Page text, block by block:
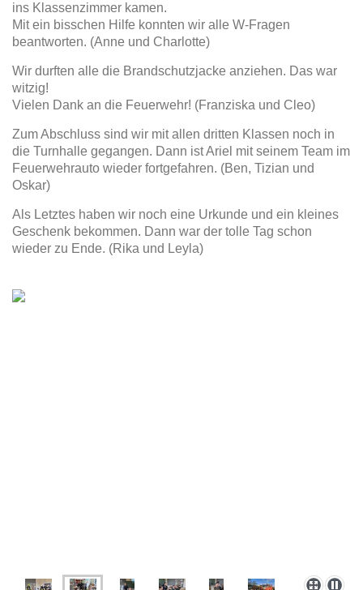
ins Klassenzimmer kamen.
Mit ein bisschen Hilfe konnten wir alle W-Fragen
beantworten. (Anne und Charlotte)
Wir durften alle die Brandschutzjacke anziehen. Das war
witzig!
Vielen Dank an die Feuerwehr! (Franziska und Cleo)
Zum Abschluss sind wir mit allen dritten Klassen noch in
die Turnhalle gegangen. Dann ist Ariel mit seinem Team im
Feuerwehrauto wieder fortgefahren. (Ben, Tizian und
Oskar)
Als Letztes haben wir noch eine Urkunde und ein kleines
Geschenk bekommen. Dann war der tolle Tag schon
wieder zu Ende. (Rika und Leyla)